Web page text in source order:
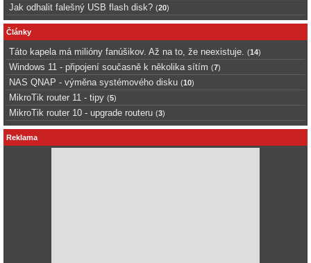
Jak odhalit falešný USB flash disk? (20)
Články
Táto kapela má milióny fanúšikov. Až na to, že neexistuje. (14)
Windows 11 - připojení současně k několika sítím (7)
NAS QNAP - výměna systémového disku (10)
MikroTik router 11 - tipy (5)
MikroTik router 10 - upgrade routeru (3)
Reklama